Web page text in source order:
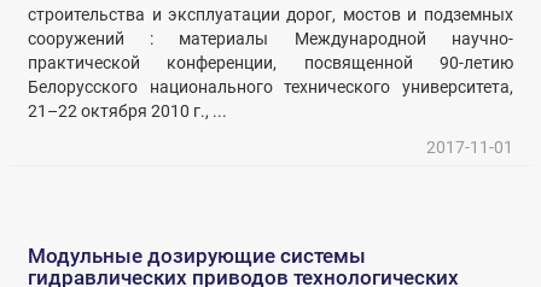
строительства и эксплуатации дорог, мостов и подземных
сооружений : материалы Международной научно-
практической конференции, посвященной 90-летию
Белорусского национального технического университета,
21–22 октября 2010 г., ...
2017-11-01
Модульные дозирующие системы
гидравлических приводов технологических